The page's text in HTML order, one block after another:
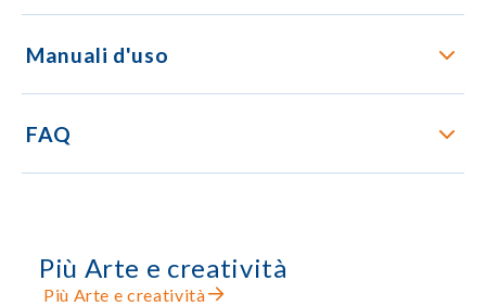
Manuali d'uso
FAQ
Più Arte e creatività
Più Arte e creatività